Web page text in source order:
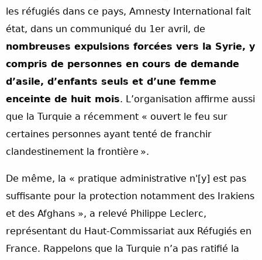
les réfugiés dans ce pays, Amnesty International fait
état, dans un communiqué du 1er avril, de
nombreuses expulsions forcées vers la Syrie, y
compris de personnes en cours de demande
d’asile, d’enfants seuls et d’une femme
enceinte de huit mois. L’organisation affirme aussi
que la Turquie a récemment « ouvert le feu sur
certaines personnes ayant tenté de franchir
clandestinement la frontière ».
De même, la « pratique administrative n'[y] est pas
suffisante pour la protection notamment des Irakiens
et des Afghans », a relevé Philippe Leclerc,
représentant du Haut-Commissariat aux Réfugiés en
France. Rappelons que la Turquie n’a pas ratifié la